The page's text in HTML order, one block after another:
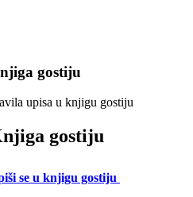
gostiju
upisa u knjigu gostiju
gostiju
se u knjigu gostiju